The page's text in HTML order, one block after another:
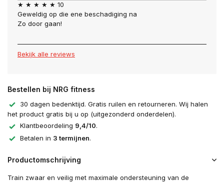
★ ★ ★ ★ ★ 10
Geweldig op die ene beschadiging na
Zo door gaan!
Bekijk alle reviews
Bestellen bij NRG fitness
30 dagen bedenktijd. Gratis ruilen en retourneren. Wij halen
het product gratis bij u op (uitgezonderd onderdelen).
Klantbeoordeling 9,4/10.
Betalen in 3 termijnen.
Productomschrijving
Train zwaar en veilig met maximale ondersteuning van de